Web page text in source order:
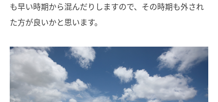
も早い時期から混んだりしますので、その時期も外され
た方が良いかと思います。